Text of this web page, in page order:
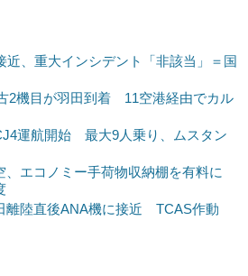
近、重大インシデント「非該当」＝国
2機目が羽田到着 11空港経由でカル
運航開始 最大9人乗り、ムスタン
、エコノミー手荷物収納棚を有料に
離陸直後ANA機に接近 TCAS作動